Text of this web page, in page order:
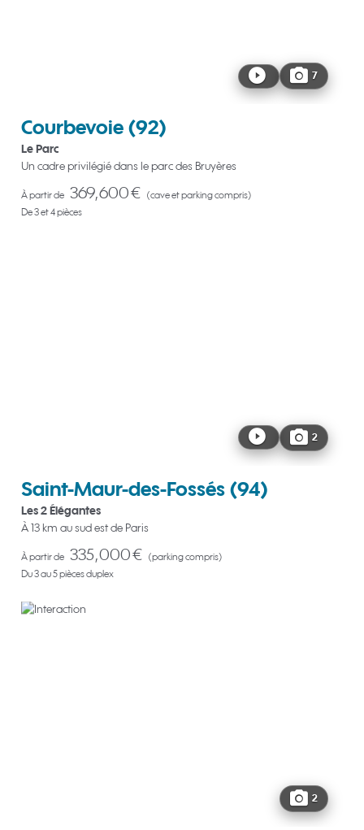
7
Courbevoie (92)
Le Parc
Un cadre privilégié dans le parc des Bruyères
À partir de 369,600 € (cave et parking compris)
De 3 et 4 pièces
2
Saint-Maur-des-Fossés (94)
Les 2 Élégantes
À 13 km au sud est de Paris
À partir de 335,000 € (parking compris)
Du 3 au 5 pièces duplex
2